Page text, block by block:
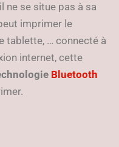
ne se situe pas à sa
imprimer le
tablette, … connecté à
internet, cette
Bluetooth